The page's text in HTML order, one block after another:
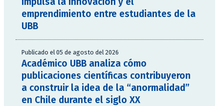
emprendimiento entre estudiantes de la
UBB
Publicado el 05 de agosto del 2026
Académico UBB analiza cómo
publicaciones científicas contribuyeron
a construir la idea de la “anormalidad”
en Chile durante el siglo XX